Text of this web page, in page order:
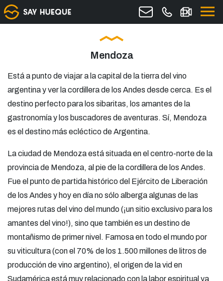
Mendoza
Está a punto de viajar a la capital de la tierra del vino
argentina y ver la cordillera de los Andes desde cerca. Es el
destino perfecto para los sibaritas, los amantes de la
gastronomía y los buscadores de aventuras. Sí, Mendoza
es el destino más ecléctico de Argentina.
La ciudad de Mendoza está situada en el centro-norte de la
provincia de Mendoza, al pie de la cordillera de los Andes.
Fue el punto de partida histórico del Ejército de Liberación
de los Andes y hoy en día no sólo alberga algunas de las
mejores rutas del vino del mundo (¡un sitio exclusivo para los
amantes del vino!), sino que también es un destino de
montañismo de primer nivel. Famosa en todo el mundo por
su viticultura (con el 70% de los 1.500 millones de litros de
producción de vino argentino), el origen de la vid en
Sudamérica está muy relacionado con la labor espiritual ya